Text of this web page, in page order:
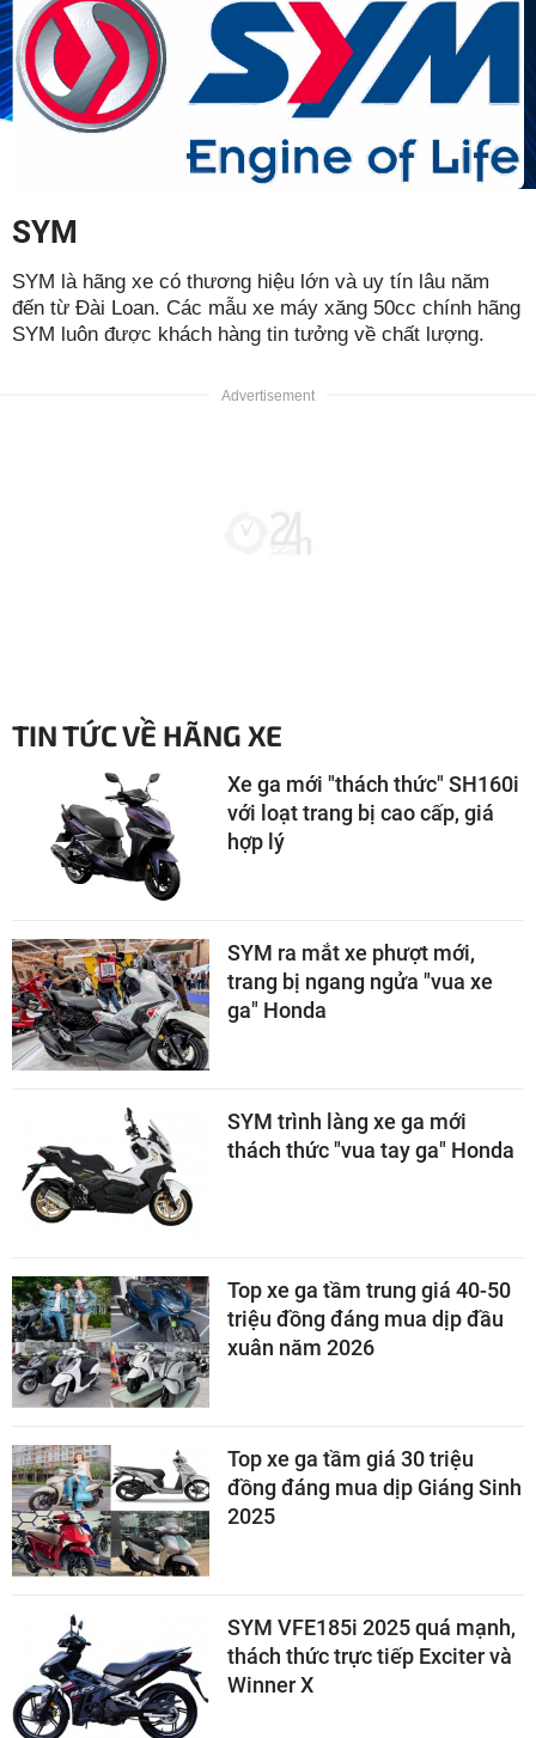
SYM
SYM là hãng xe có thương hiệu lớn và uy tín lâu năm
đến từ Đài Loan. Các mẫu xe máy xăng 50cc chính hãng
SYM luôn được khách hàng tin tưởng về chất lượng.
TIN TỨC VỀ HÃNG XE
Xe ga mới "thách thức" SH160i
với loạt trang bị cao cấp, giá
hợp lý
SYM ra mắt xe phượt mới,
trang bị ngang ngửa "vua xe
ga" Honda
SYM trình làng xe ga mới
thách thức "vua tay ga" Honda
Top xe ga tầm trung giá 40-50
triệu đồng đáng mua dịp đầu
xuân năm 2026
Top xe ga tầm giá 30 triệu
đồng đáng mua dịp Giáng Sinh
2025
SYM VFE185i 2025 quá mạnh,
thách thức trực tiếp Exciter và
Winner X